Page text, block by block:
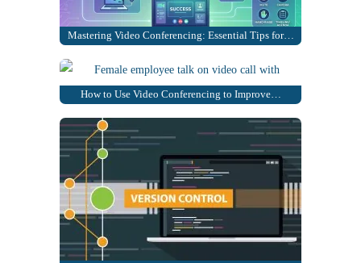
Mastering Video Conferencing: Essential Tips for…
How to Use Video Conferencing to Improve…